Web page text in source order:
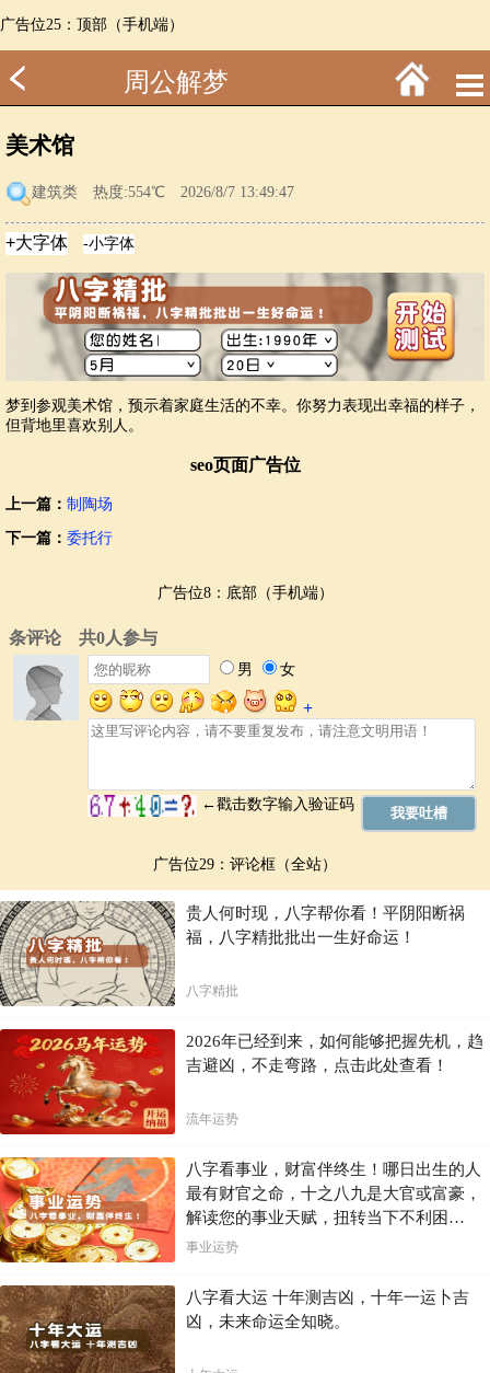
广告位25：顶部（手机端）
周公解梦
美术馆
建筑类 热度:554℃ 2026/8/7 13:49:47
梦到参观美术馆，预示着家庭生活的不幸。你努力表现出幸福的样子，
但背地里喜欢别人。
seo页面广告位
上一篇： 制陶场
下一篇： 委托行
广告位8：底部（手机端）
广告位29：评论框（全站）
贵人何时现，八字帮你看！平阴阳断祸
福，八字精批批出一生好命运！
八字精批
2026年已经到来，如何能够把握先机，趋
吉避凶，不走弯路，点击此处查看！
流年运势
八字看事业，财富伴终生！哪日出生的人
最有财官之命，十之八九是大官或富豪，
解读您的事业天赋，扭转当下不利困
局！！
事业运势
八字看大运 十年测吉凶，十年一运卜吉
凶，未来命运全知晓。